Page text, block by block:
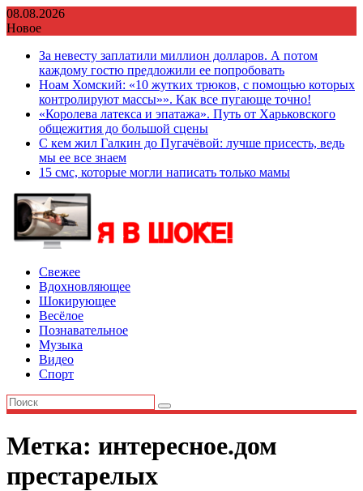
Перейти
к
08.08.2026
Новое
За невесту заплатили миллион долларов. А потом
каждому гостю предложили ее попробовать
Ноам Хомский: «10 жутких трюков, с помощью которых
контролируют массы»». Как все пугающе точно!
«Королева латекса и эпатажа». Путь от Харьковского
общежития до большой сцены
С кем жил Галкин до Пугачёвой: лучше присесть, ведь
мы ее все знаем
15 смс, которые могли написать только мамы
Свежее
Вдохновляющее
Шокирующее
Весёлое
Познавательное
Музыка
Видео
Спорт
Метка: интересное.дом
престарелых